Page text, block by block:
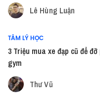
Lê Hùng Luận
TÂM LÝ HỌC
3 Triệu mua xe đạp cũ để đỡ
gym
Thư Vũ